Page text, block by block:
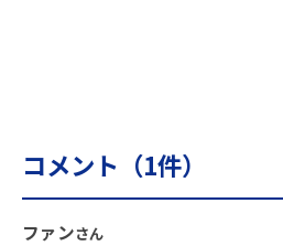
コメント（1件）
ファンさん